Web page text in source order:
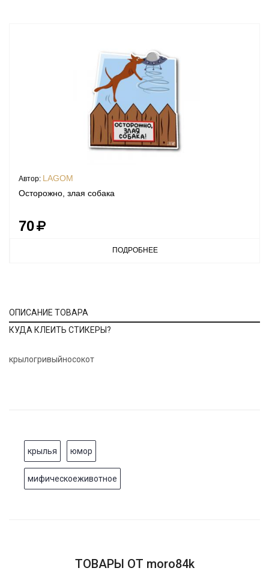
Автор: LAGOM
Осторожно, злая собака
70
ПОДРОБНЕЕ
ОПИСАНИЕ ТОВАРА
КУДА КЛЕИТЬ СТИКЕРЫ?
крылогривыйносокот
крылья юмор
мифическоеживотное
ТОВАРЫ ОТ moro84k